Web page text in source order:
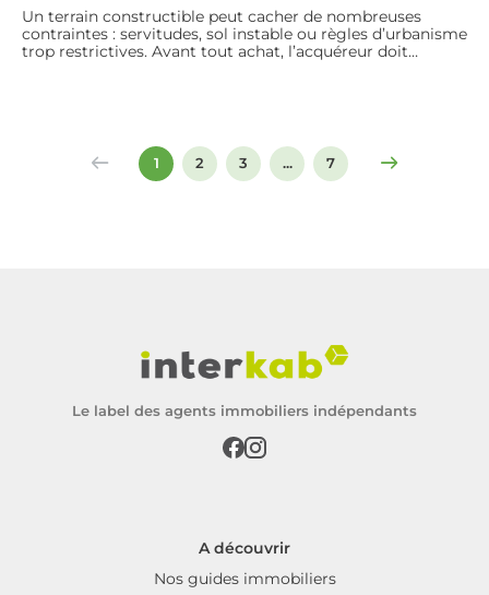
Un terrain constructible peut cacher de nombreuses
contraintes : servitudes, sol instable ou règles d’urbanisme
trop restrictives. Avant tout achat, l’acquéreur doit
1 2 3 ... 7
Le label des agents immobiliers indépendants
A découvrir
Nos guides immobiliers